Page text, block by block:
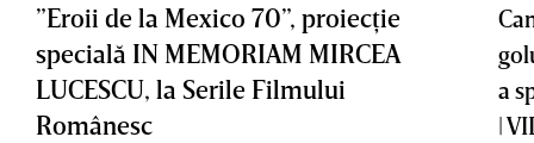
”Eroii de la Mexico 70”, proiecţie
specială IN MEMORIAM MIRCEA
LUCESCU, la Serile Filmului
Românesc
a
|